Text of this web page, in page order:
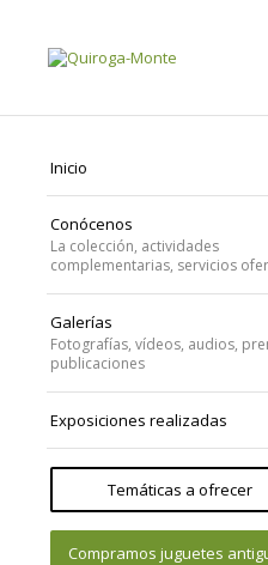
Inicio
Conócenos
La colección, actividades
complementarias, servicios
Galerías
Fotografías, vídeos, audios,
publicaciones
Exposiciones realizadas
Temáticas a ofrecer
Compramos juguetes